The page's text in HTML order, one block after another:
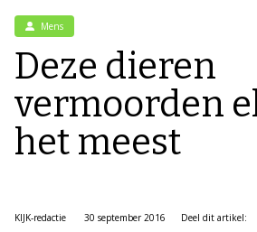
Mens
Deze dieren
vermoorden
het meest
KIJK-redactie
30 september 2016
Deel dit artikel: